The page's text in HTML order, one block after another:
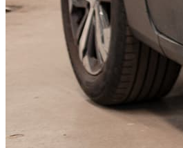
Fordonstyp
PickupTransportbilPersonbil
Visa alla fordon